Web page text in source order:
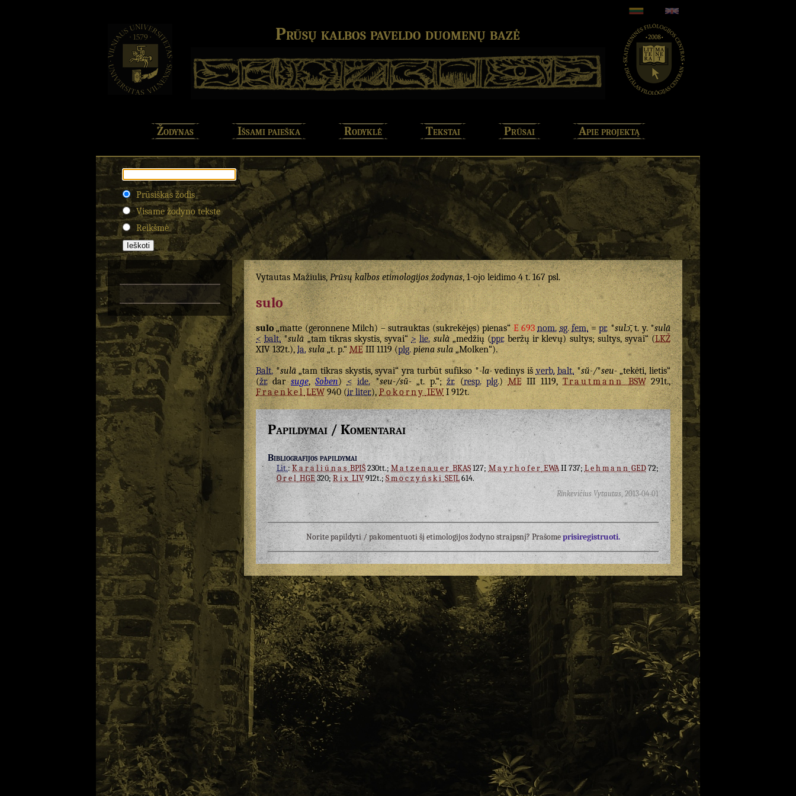
Prūsų kalbos paveldo duomenų bazė
Žodynas Išsami paieška Rodyklė Tekstai Prūsai Apie projektą
Prūsiškas žodis
Visame žodyno tekste
Reikšmė
Vytautas Mažiulis,Prūsų kalbos etimologijos žodynas, 1-ojo leidimo 4 t. 167 psl.
sulo
sulo„matte (geronnene Milch) – sutrauktas (sukrekėjęs) pienas“E 693 nom. sg. fem.=pr.*sulɔ̄, t. y. *sulā
< balt.*sulā„tam tikras skystis, syvai“> lie. sulà„medžių (ppr.beržų ir klevų) sultys; sultys, syvai“ (LKŽ
XIV 132t.),la. sula„t. p.“MEIII 1119 (plg. piena sula„Molken“).
Balt.*sulā„tam tikras skystis, syvai“ yra turbūt sufikso *-la-vedinys išverb. balt.*sū̆-/*seu-„tekėti, lietis“
(žr.dar suge,Soben)< ide.*seu-/sū̆-„t. p.“;žr.(resp. plg.)MEIII 1119,TrautmannBSW291t.,
FraenkelLEW940 (ir liter.),PokornyIEWI 912t.
Papildymai / Komentarai
Bibliografijos papildymai
Lit.:KaraliūnasBPIŠ230tt.;Matzenauer BKAS127;Mayrhofer EWAII 737;LehmannGED72;
Orel HGE320;Rix LIV912t.; SmoczyńskiSEJL614.
Rinkevičius Vytautas, 2013-04-01
Norite papildyti / pakomentuoti šį etimologijos žodyno straipsnį? Prašomeprisiregistruoti.